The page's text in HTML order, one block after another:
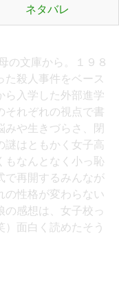
ネタバレ
の文庫から。１９８
た殺人事件をベース
ら入学した外部進学
それぞれの視点で書
や生きづらさ、閉
謎はともかく女子高
もなんとなく小っ恥
で再開するみんなが
の性格が変わらない
の感想は、女子校っ
面白く読めたそう